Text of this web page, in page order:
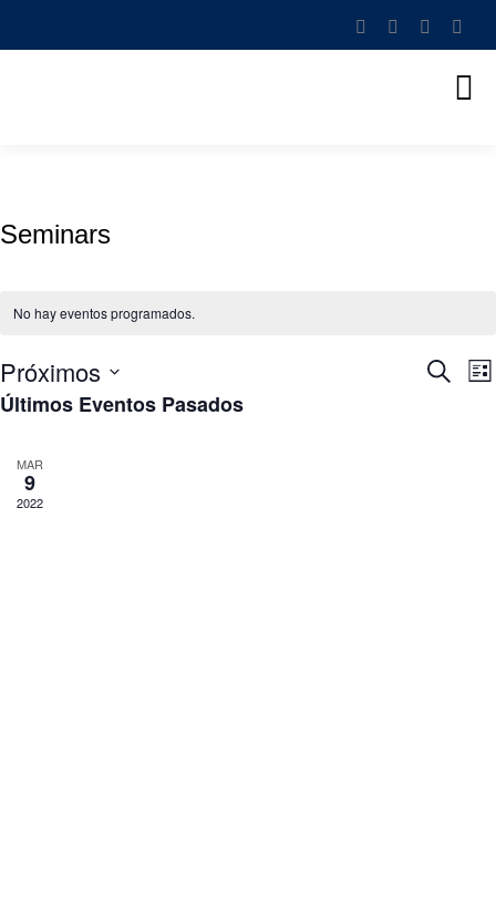
Seminars
No hay eventos programados.
Buscar
Próximos
Selecciona
fecha.
Últimos Eventos Pasados
MAR
9
2022